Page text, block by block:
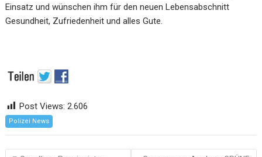
Einsatz und wünschen ihm für den neuen Lebensabschnitt
Gesundheit, Zufriedenheit und alles Gute.
Post Views: 2.606
Polizei News